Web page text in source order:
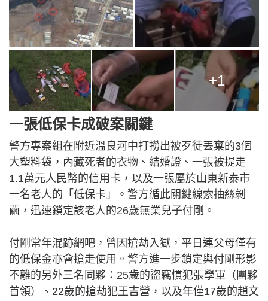
+1
一張低保卡成破案關鍵
警方專案組在附近溫良河中打撈出被歹徒丟棄的3個
大塑料袋，內藏死者的衣物、結婚證、一張被提走
1.1萬元人民幣的信用卡，以及一張屬於山東新泰市
一名老人的「低保卡」。警方循此關鍵線索抽絲剝
繭，迅速鎖定該老人的26歲無業兒子付剛。
付剛常年混跡網吧，曾因搶劫入獄，平日連父母僅有
的低保金亦會搶走使用。警方進一步鎖定與付剛形影
不離的另外三名同夥：25歲的盜竊慣犯張學軍（團夥
首領）、22歲的搶劫犯王吉營，以及年僅17歲的趙文